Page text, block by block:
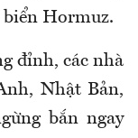
biển Hormuz.
đỉnh, các nhà
Nhật Bản,
bắn ngay